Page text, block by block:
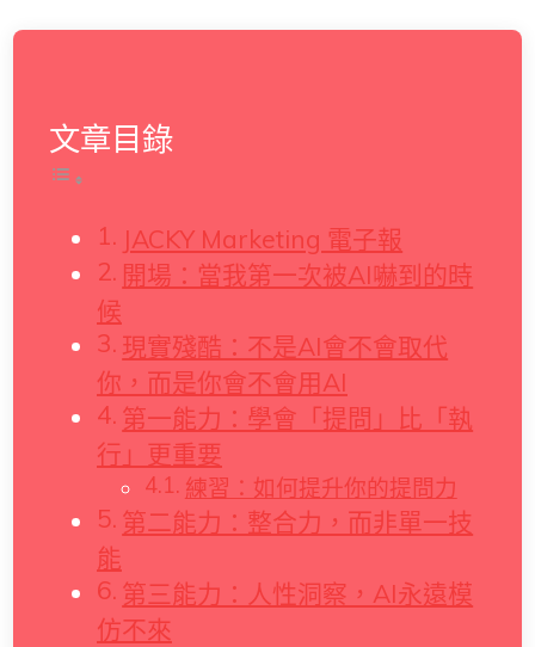
文章目錄
JACKY Marketing 電子報
開場：當我第一次被AI嚇到的時
候
現實殘酷：不是AI會不會取代
你，而是你會不會用AI
第一能力：學會「提問」比「執
行」更重要
練習：如何提升你的提問力
第二能力：整合力，而非單一技
能
第三能力：人性洞察，AI永遠模
仿不來